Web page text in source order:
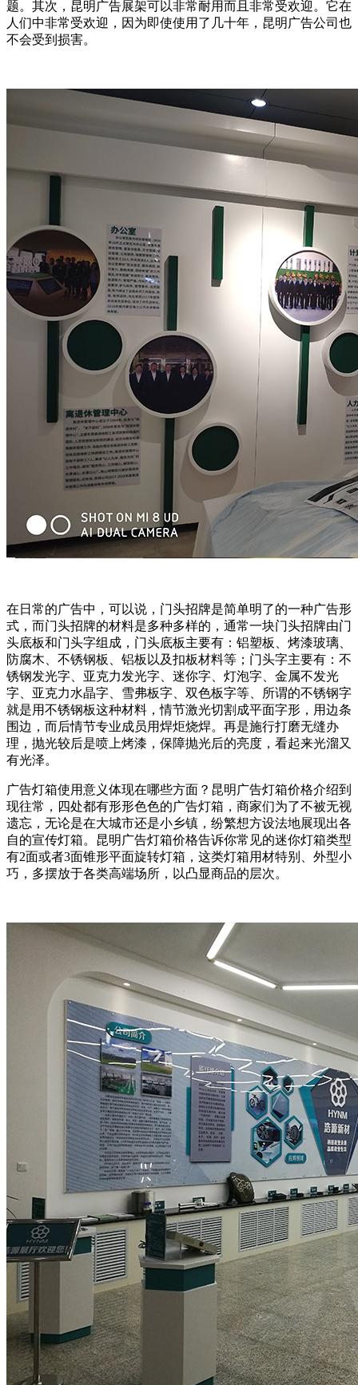
题。其次，昆明广告展架可以非常耐用而且非常受欢迎。它在
人们中非常受欢迎，因为即使使用了几十年，昆明广告公司也
不会受到损害。
在日常的广告中，可以说，门头招牌是简单明了的一种广告形
式，而门头招牌的材料是多种多样的，通常一块门头招牌由门
头底板和门头字组成，门头底板主要有：铝塑板、烤漆玻璃、
防腐木、不锈钢板、铝板以及扣板材料等；门头字主要有：不
锈钢发光字、亚克力发光字、迷你字、灯泡字、金属不发光
字、亚克力水晶字、雪弗板字、双色板字等、所谓的不锈钢字
就是用不锈钢板这种材料，情节激光切割成平面字形，用边条
围边，而后情节专业成员用焊炬烧焊。再是施行打磨无缝办
理，抛光较后是喷上烤漆，保障抛光后的亮度，看起来光溜又
有光泽。
广告灯箱使用意义体现在哪些方面？昆明广告灯箱价格介绍到
现往常，四处都有形形色色的广告灯箱，商家们为了不被无视
遗忘，无论是在大城市还是小乡镇，纷繁想方设法地展现出各
自的宣传灯箱。昆明广告灯箱价格告诉你常见的迷你灯箱类型
有2面或者3面锥形平面旋转灯箱，这类灯箱用材特别、外型小
巧，多摆放于各类高端场所，以凸显商品的层次。